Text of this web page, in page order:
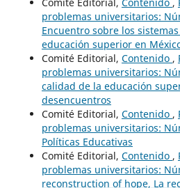
problemas universitarios:
Encuentro sobre los
educación superior en
Comité Editorial, Contenido ,
problemas universitarios:
calidad de la educación
desencuentros
Comité Editorial, Contenido ,
problemas universitarios:
Políticas Educativas
Comité Editorial, Contenido ,
problemas universitarios:
reconstruction of hope, La